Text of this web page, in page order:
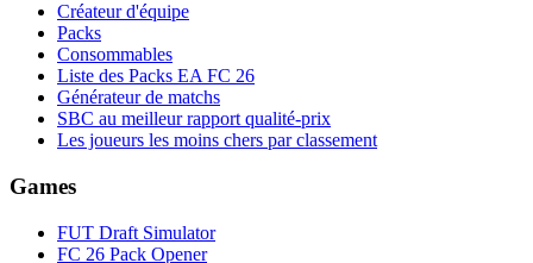
Créateur d'équipe
Packs
Consommables
Liste des Packs EA FC 26
Générateur de matchs
SBC au meilleur rapport qualité-prix
Les joueurs les moins chers par classement
Games
FUT Draft Simulator
FC 26 Pack Opener